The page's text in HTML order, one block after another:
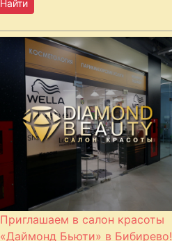
Приглашаем в салон красоты
«Даймонд Бьюти» в Бибирево!